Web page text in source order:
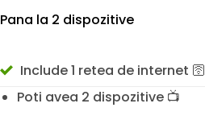
Pana la 2 dispozitive
Include 1 retea de internet 🛜
Poti avea 2 dispozitive 📺